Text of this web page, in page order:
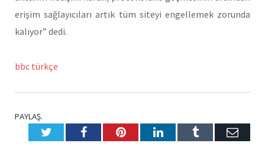
erişim sağlayıcıları artık tüm siteyi engellemek zorunda
kalıyor” dedi.
bbc türkçe
PAYLAŞ.
TwitterFacebookPinterestLinkedInTumblr E-